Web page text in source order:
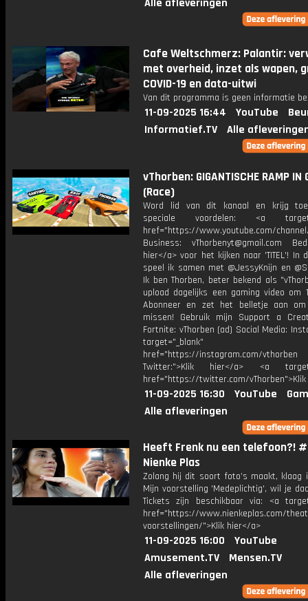
Alle afleveringen
Cafe Weltschmerz: Palantir:
met overheid, inzet als wapen,
COVID-19 en data-uitwi
Van dit programma is geen informatie
11-09-2025 16:44 YouTube
Informatief.TV
Alle
vThorben: GIGANTISCHE RAMP IN
(Race)
Word lid van dit kanaal en krijg
speciale voordelen: <a
href="https://www.youtube.com/channel/
Business: vThorbenyt@gmail.com
hier</a> voor het kijken naar 'TITEL'! In
speel ik samen met @JessyKnijn en
Ik ben Thorben, beter bekend als
upload dagelijks een gaming video om
Abonneer en zet het belletje aan
missen! Gebruik mijn Support a
Fortnite: vThorben (ad) Social Media:
target="_blank"
href="https://instagram.com/vthorben
Twitter:">Klik hier</a> <a
href="https://twitter.com/
11-09-2025 16:30 YouTube
Alle afleveringen
Heeft Frenk nu een telefoon?!
Nienke Plas
Zolang hij dit soort foto’s maakt, klaag
Mijn voorstelling 'Medeplichtig', wil je
Tickets zijn beschikbaar via: <a
href="https://www.nienkeplas.com/
voorstellingen/">Klik hier</a>
11-09-2025 16:00
YouTube
Amusement.TV
Mensen.TV
Alle afleveringen